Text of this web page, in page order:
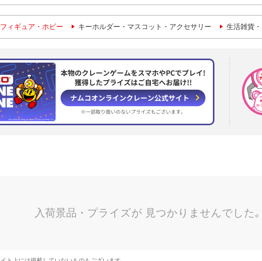
フィギュア・ホビー キーホルダー・マスコット・アクセサリー 生活雑貨
本物のクレーンゲームをスマホやPCでプレイ!
獲得したプライズはご自宅へお届け!!
ナムコオンラインクレーン公式サイト
※一部取り扱いのないプライズもございます。